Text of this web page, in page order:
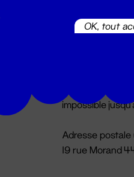
Billetterie
impossible
Adresse postale
19 rue Morand
OK, tout